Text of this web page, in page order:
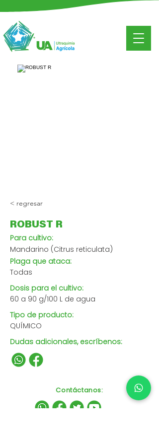
< regresar
ROBUST R
Para cultivo:
Mandarino (Citrus reticulata)
Plaga que ataca:
Todas
Dosis para el cultivo:
60 a 90 g/100 L de agua
Tipo de producto:
QUÍMICO
Dudas adicionales, escríbenos:
Contáctanos: